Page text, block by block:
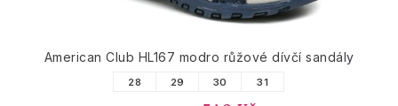
American Club HL167 modro růžové dívčí sandály
28 29 30 31